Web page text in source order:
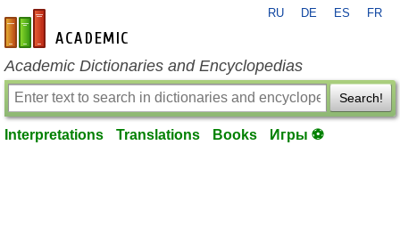
en-academic.com
RU DE ES FR
Academic Dictionaries and Encyclopedias
Search!
Interpretations Translations Books Игры ⚽